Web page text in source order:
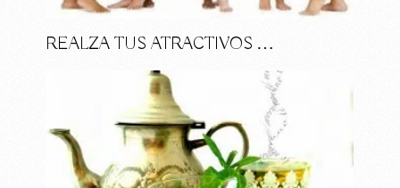
REALZA TUS ATRACTIVOS …